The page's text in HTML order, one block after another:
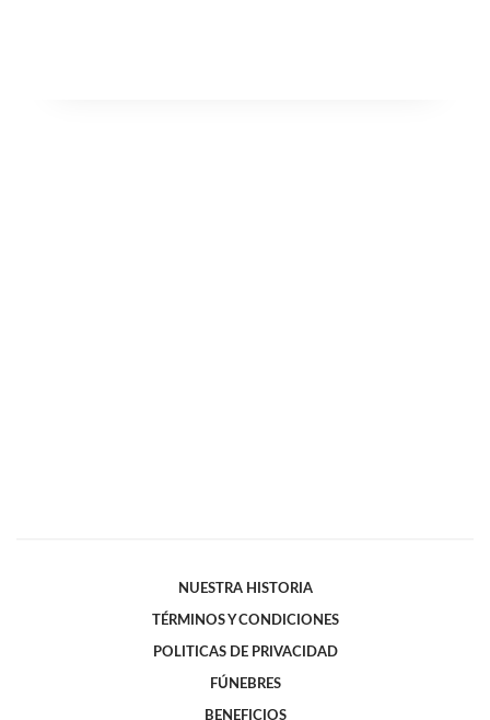
NUESTRA HISTORIA
TÉRMINOS Y CONDICIONES
POLITICAS DE PRIVACIDAD
FÚNEBRES
BENEFICIOS